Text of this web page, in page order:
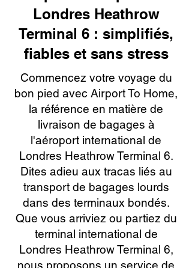
Londres Heathrow
Terminal 6 : simplifiés,
fiables et sans stress
Commencez votre voyage du
bon pied avec Airport To Home,
la référence en matière de
livraison de bagages à
l'aéroport international de
Londres Heathrow Terminal 6.
Dites adieu aux tracas liés au
transport de bagages lourds
dans des terminaux bondés.
Que vous arriviez ou partiez du
terminal international de
Londres Heathrow Terminal 6,
nous proposons un service de